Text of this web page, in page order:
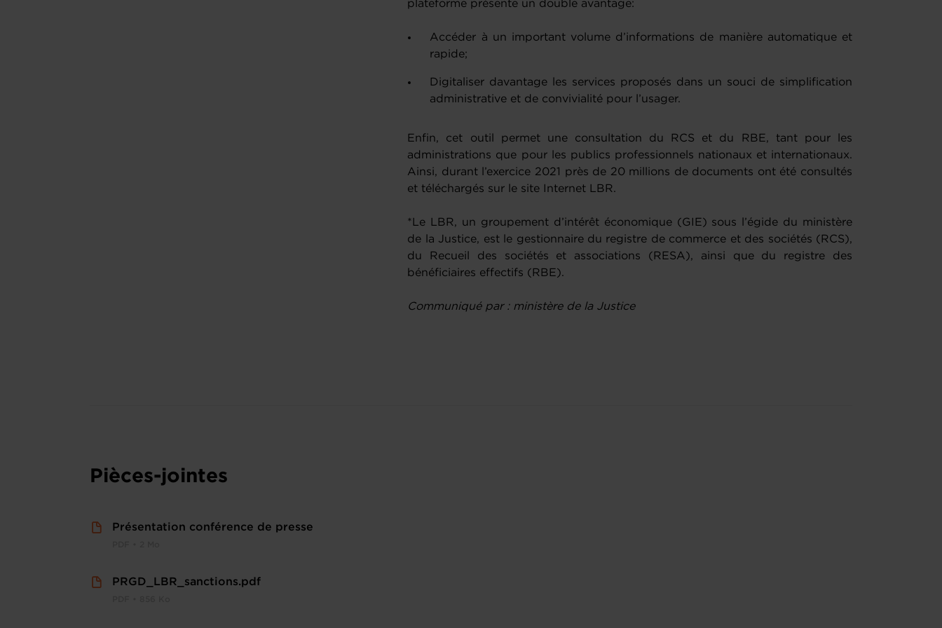
plateforme présente un double avantage:
Accéder à un important volume d’informations de manière automatique et
rapide;
Digitaliser davantage les services proposés dans un souci de simplification
administrative et de convivialité pour l’usager.
Enfin, cet outil permet une consultation du RCS et du RBE, tant pour les
administrations que pour les publics professionnels nationaux et internationaux.
Ainsi, durant l’exercice 2021 près de 20 millions de documents ont été consultés
et téléchargés sur le site Internet LBR.
*Le LBR, un groupement d’intérêt économique (GIE) sous l’égide du ministère
de la Justice, est le gestionnaire du registre de commerce et des sociétés (RCS),
du Recueil des sociétés et associations (RESA), ainsi que du registre des
bénéficiaires effectifs (RBE).
Communiqué par : ministère de la Justice
Pièces-jointes
Présentation conférence de presse
PRGD_LBR_sanctions.pdf